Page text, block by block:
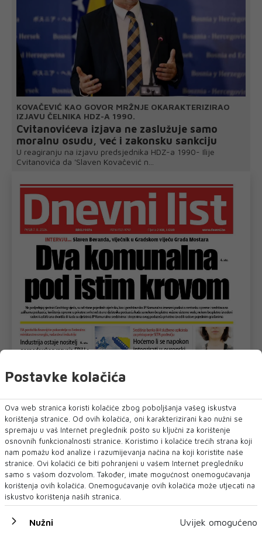
KOVAČEVIĆ KAO GOVOR MRŽNJE OKARAKTERIZIRAO
IZJAVU ČELNIKA HDZ-A 1990.
Cvitanovićeva izjava ne zaslužuje samo
moralnu osudu, već i zakonsku sankciju
U reagiranju na izjavu predsjednika HDZ-a 1990- Ilije
Cvitanovića da 'Slaven Kovačević n...
U novom broju pročitajte
Vijesti iz svijeta
Postavke kolačića
Ova web stranica koristi kolačiće zbog poboljšanja vašeg iskustva
korištenja stranice. Od ovih kolačića, oni karakterizirani kao nužni se
spremaju u vaš Internet preglednik pošto su ključni za korištenje
osnovnih funkcionalnosti stranice. Koristimo i kolačiće trećih strana koji
nam pomažu kod analize i razumijevanja načina na koji koristite naše
stranice. Ovi kolačići će biti pohranjeni u vašem Internet pregledniku
samo s vašom dozvolom. Također, imate mogućnost onemogućavanja
korištenja ovih kolačića. Onemogućavanje ovih kolačića može utjecati na
iskustvo korištenja naših stranica.
Nužni Uvijek omogućeno